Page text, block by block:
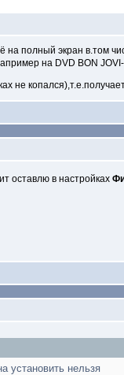
на полный экран в.том
на DVD BON
не
оставлю в настройках
установить нельзя